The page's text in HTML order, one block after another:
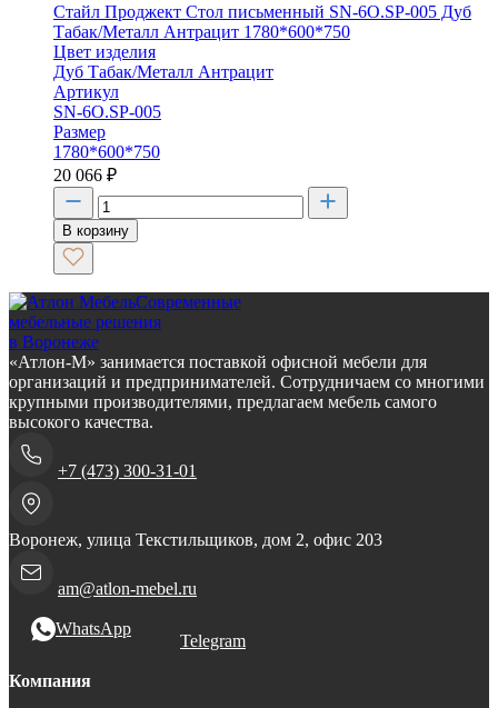
Стайл Проджект Стол письменный SN-6O.SP-005 Дуб
Табак/Металл Антрацит 1780*600*750
Цвет изделия
Дуб Табак/Металл Антрацит
Артикул
SN-6O.SP-005
Размер
1780*600*750
20 066 ₽
В корзину
Современные
мебельные решения
в Воронеже
«Атлон-М» занимается поставкой офисной мебели для
организаций и предпринимателей. Сотрудничаем со многими
крупными производителями, предлагаем мебель самого
высокого качества.
+7 (473) 300-31-01
Воронеж, улица Текстильщиков, дом 2, офис 203
am@atlon-mebel.ru
WhatsApp
Telegram
Компания